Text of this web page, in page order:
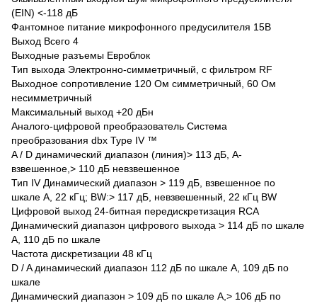
(EIN) <-118 дБ
Фантомное питание микрофонного предусилителя 15В
Выход Всего 4
Выходные разъемы Евроблок
Тип выхода Электронно-симметричный, с фильтром RF
Выходное сопротивление 120 Ом симметричный, 60 Ом
несимметричный
Максимальный выход +20 дБн
Аналого-цифровой преобразователь Система
преобразования dbx Type IV ™
A / D динамический диапазон (линия)> 113 дБ, A-
взвешенное,> 110 дБ невзвешенное
Тип IV Динамический диапазон > 119 дБ, взвешенное по
шкале А, 22 кГц; BW:> 117 дБ, невзвешенный, 22 кГц BW
Цифровой выход 24-битная передискретизация RCA
Динамический диапазон цифрового выхода > 114 дБ по шкале
А, 110 дБ по шкале
Частота дискретизации 48 кГц
D / A динамический диапазон 112 дБ по шкале А, 109 дБ по
шкале
Динамический диапазон > 109 дБ по шкале А,> 106 дБ по